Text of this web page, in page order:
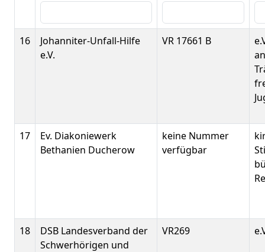
16
Johanniter-Unfall-Hilfe
e.V.
VR 17661 B
17
Ev. Diakoniewerk
Bethanien Ducherow
keine Nummer
verfügbar
18
DSB Landesverband der
Schwerhörigen und
VR269